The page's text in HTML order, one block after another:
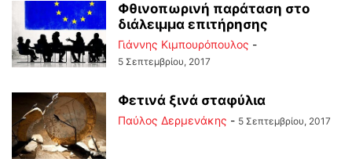
Φθινοπωρινή παράταση στο
διάλειμμα επιτήρησης
Γιάννης Κιμπουρόπουλος -
5 Σεπτεμβρίου, 2017
Φετινά ξινά σταφύλια
Παύλος Δερμενάκης - 5 Σεπτεμβρίου, 2017